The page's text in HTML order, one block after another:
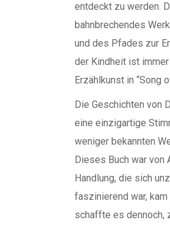
entdeckt zu werden.
bahnbrechendes
und des Pfades zur
der Kindheit ist
Erzählkunst in “Song
Die Geschichten von
eine einzigartige
weniger bekannten
Dieses Buch war von
Handlung, die sich
faszinierend war,
schaffte es dennoch,